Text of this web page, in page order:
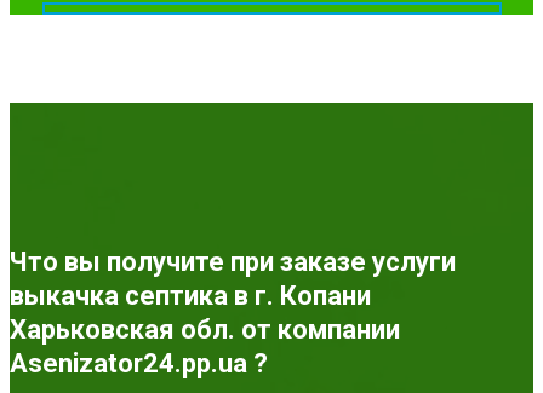
Что вы получите при заказе услуги
выкачка септика в г. Копани
Харьковская обл. от компании
Asenizator24.pp.ua ?